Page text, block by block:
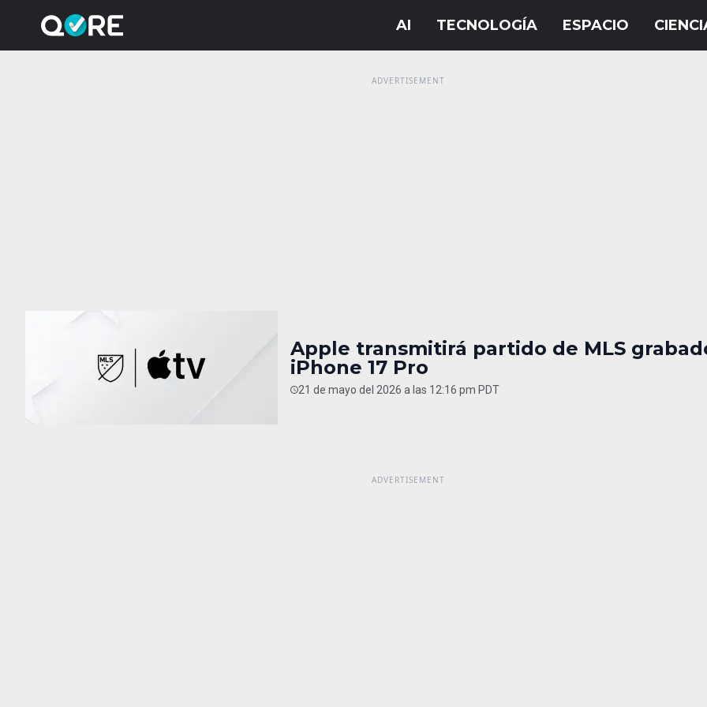
Apple transmitirá partido de MLS
iPhone 17 Pro
21 de mayo del 2026 a las 12:16 pm PDT